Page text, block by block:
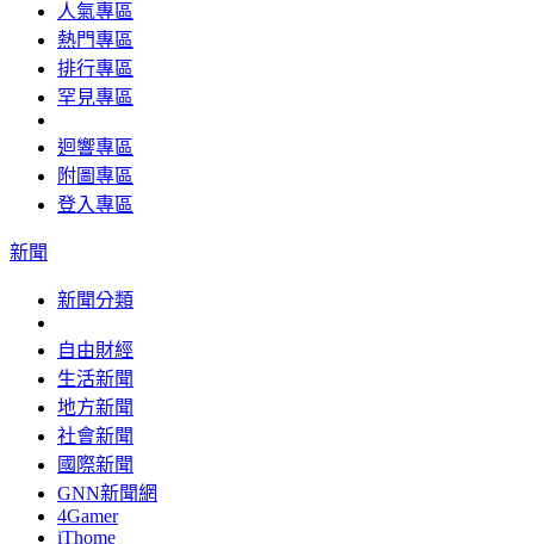
人氣專區
熱門專區
排行專區
罕見專區
迴響專區
附圖專區
登入專區
新聞
新聞分類
自由財經
生活新聞
地方新聞
社會新聞
國際新聞
GNN新聞網
4Gamer
iThome